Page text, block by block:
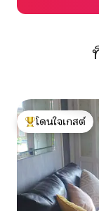
โดนใจเกสต์ที่สุด
โดนใจเกสต์